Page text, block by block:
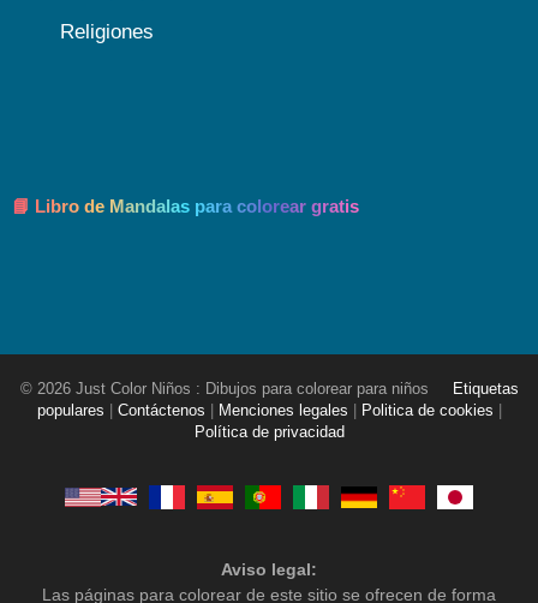
Religiones
📘 Libro de Mandalas para colorear gratis
© 2026 Just Color Niños : Dibujos para colorear para niños
Etiquetas
populares
Contáctenos Menciones legales Politica de cookies
Política de privacidad
Aviso legal:
Las páginas para colorear de este sitio se ofrecen de forma